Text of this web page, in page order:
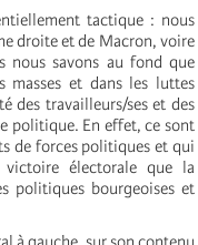
tactique : nous
droite et de Macron, voire
nous savons au fond que
masses et dans les luttes
des travailleurs/ses et des
politique. En effet, ce sont
de forces politiques et qui
électorale que la
politiques bourgeoises et